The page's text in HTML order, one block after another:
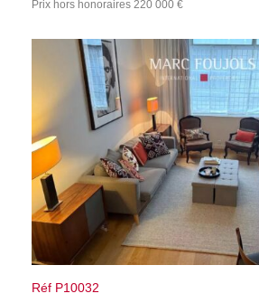
Prix hors honoraires 220 000 €
Réf P10032